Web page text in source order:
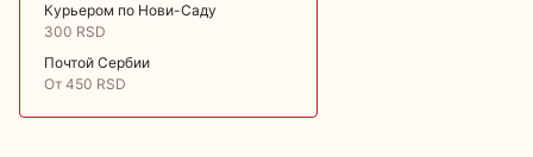
Курьером по Нови-Саду
300 RSD
Почтой Сербии
От 450 RSD